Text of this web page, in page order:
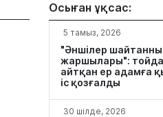
Осыған ұқсас:
5 тамыз, 2026
"Әншілер
жаршылары": тойда
айтқан ер адамға
іс қозғалды
30 шілде, 2026